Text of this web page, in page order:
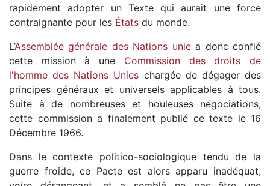
rapidement adopter un Texte qui aurait une force
contraignante pour les États du monde.
L’Assemblée générale des Nations uniea donc confié
cette mission à une Commission des droits de
l'homme des Nations Unies chargée de dégager des
principes généraux et universels applicables à tous.
Suite à de nombreuses et houleuses négociations,
cette commission a finalement publié ce texte le 16
Décembre 1966.
Dans le contexte politico-sociologique tendu de la
guerre froide, ce Pacte est alors apparu inadéquat,